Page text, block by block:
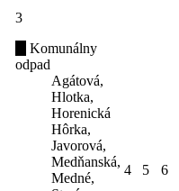
3
Komunálny
odpad
Agátová,
Hlotka,
Horenická
Hôrka,
Javorová,
Medňanská,
Medné,
4 5 6